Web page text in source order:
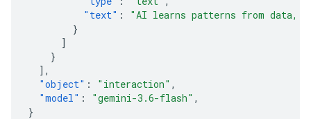
"text" :
"AI learns patterns from data,
}
]
}
],
"object" : "interaction" ,
"model" : "gemini-3.6-flash" ,
}